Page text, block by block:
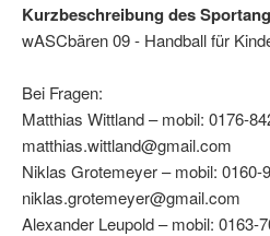
Kurzbeschreibung des
wASCbären 09 - Handball für
Bei Fragen:
Matthias Wittland – mobil: 0176-
matthias.wittland@gmail.com
Niklas Grotemeyer – mobil: 0160-
niklas.grotemeyer@gmail.com
Alexander Leupold – mobil: 0163-